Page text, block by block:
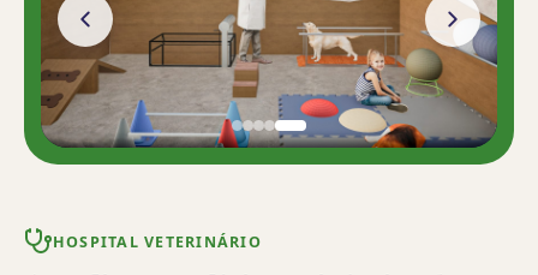
HOSPITAL VETERINÁRIO